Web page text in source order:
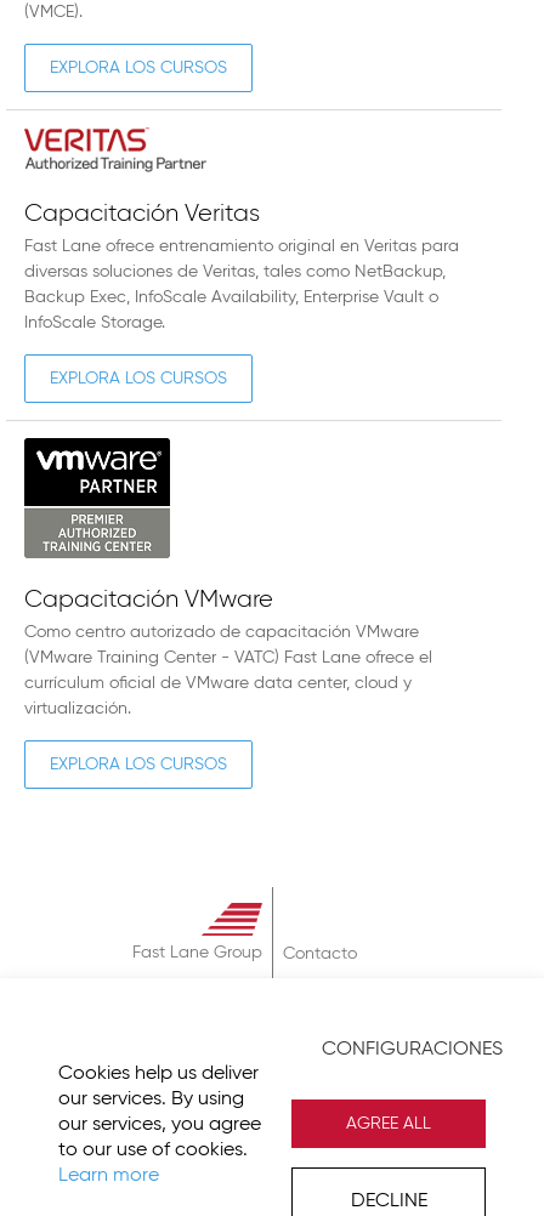
Cookies help us deliver
our services. By using
our services, you agree
to our use of cookies.
Learn more
CONFIGURACIONES
AGREE ALL
DECLINE
(VMCE).
EXPLORA LOS CURSOS
Capacitación Veritas
Fast Lane ofrece entrenamiento original en Veritas para
diversas soluciones de Veritas, tales como NetBackup,
Backup Exec, InfoScale Availability, Enterprise Vault o
InfoScale Storage.
EXPLORA LOS CURSOS
Capacitación VMware
Como centro autorizado de capacitación VMware
(VMware Training Center - VATC) Fast Lane ofrece el
currículum oficial de VMware data center, cloud y
virtualización.
EXPLORA LOS CURSOS
Fast Lane Group
Contacto
Política de Privacidad